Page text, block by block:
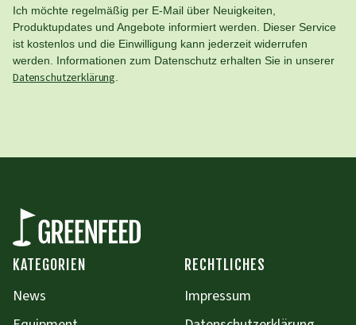
Ich möchte regelmäßig per E-Mail über Neuigkeiten,
Produktupdates und Angebote informiert werden. Dieser Service
ist kostenlos und die Einwilligung kann jederzeit widerrufen
werden. Informationen zum Datenschutz erhalten Sie in unserer
Datenschutzerklärung
KATEGORIEN
News
RECHTLICHES
Impressum